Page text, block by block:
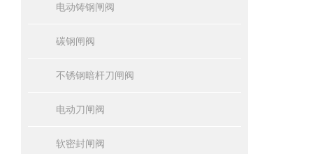
电动铸钢闸阀
碳钢闸阀
不锈钢暗杆刀闸阀
电动刀闸阀
软密封闸阀